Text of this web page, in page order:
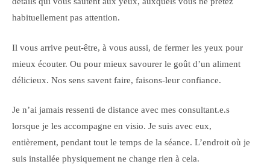
habituellement pas attention.
Il vous arrive peut-être, à vous aussi, de fermer les yeux pour
mieux écouter. Ou pour mieux savourer le goût d’un aliment
délicieux. Nos sens savent faire, faisons-leur confiance.
Je n’ai jamais ressenti de distance avec mes consultant.e.s
lorsque je les accompagne en visio. Je suis avec eux,
entièrement, pendant tout le temps de la séance. L’endroit où je
suis installée physiquement ne change rien à cela.